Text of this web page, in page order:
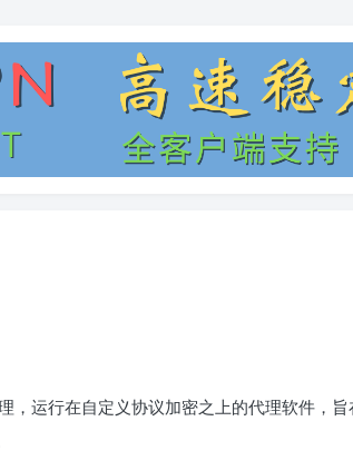
，运行在自定义协议加密之上的代理软件，